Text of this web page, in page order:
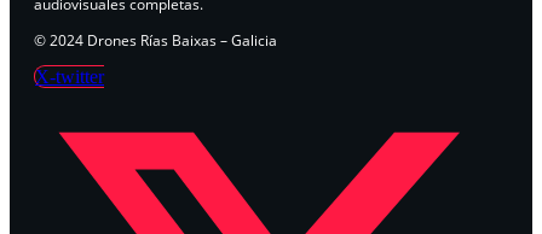
© 2024 Drones Rías Baixas – Galicia
X-twitter